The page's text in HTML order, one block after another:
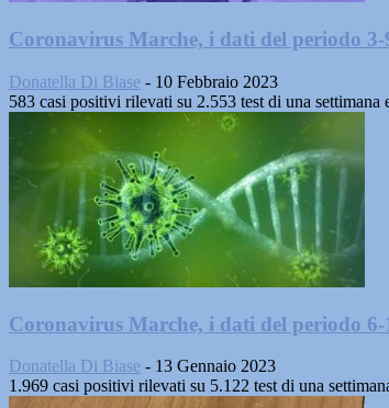
Coronavirus Marche, i dati del periodo
Donatella Di Biase - 10 Febbraio 2023
583 casi positivi rilevati su 2.553 test di una
Coronavirus Marche, i dati del periodo 6-
Donatella Di Biase - 13 Gennaio 2023
1.969 casi positivi rilevati su 5.122 test di una